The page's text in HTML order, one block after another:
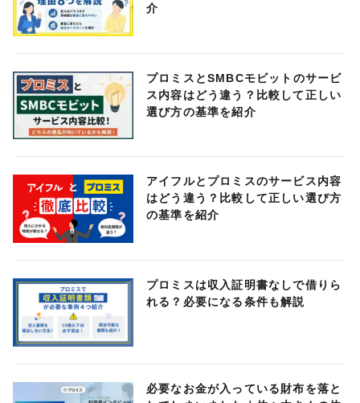
介
プロミスとSMBCモビットのサービ
ス内容はどう違う？比較して正しい
選び方の基準を紹介
アイフルとプロミスのサービス内容
はどう違う？比較して正しい選び方
の基準を紹介
プロミスは収入証明書なしで借りら
れる？必要になる条件も解説
必要なお金が入っている財布を落と